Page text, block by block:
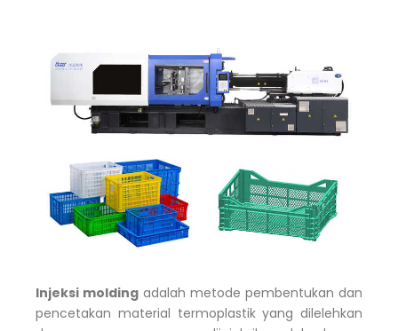
Injeksi molding adalah metode pembentukan dan
pencetakan material termoplastik yang dilelehkan